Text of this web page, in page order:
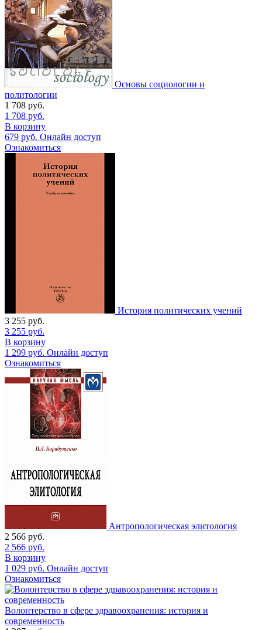
Основы социологии и
политологии
1 708 руб.
1 708 руб.
В корзину
679 руб. Онлайн доступ
Ознакомиться
История политических учений
3 255 руб.
3 255 руб.
В корзину
1 299 руб. Онлайн доступ
Ознакомиться
Антропологическая элитология
2 566 руб.
2 566 руб.
В корзину
1 029 руб. Онлайн доступ
Ознакомиться
Волонтерство в сфере здравоохранения: история и
современность